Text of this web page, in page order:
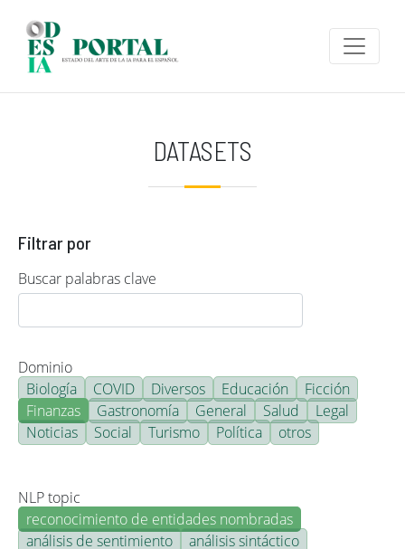
DATASETS
Filtrar por
Buscar palabras clave
Dominio
Biología
COVID Diversos Educación
Ficción
Finanzas
Gastronomía General Salud
Legal
Noticias
Social Turismo Política otros
NLP topic
reconocimiento de entidades nombradas
análisis de sentimiento
análisis sintáctico